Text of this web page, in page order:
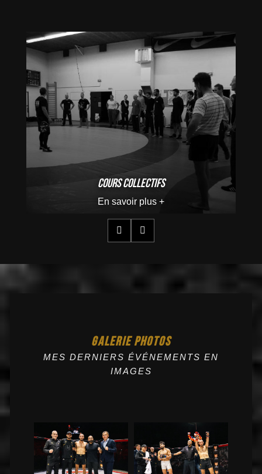
Cours collectifs
En savoir plus +
GALERIE PHOTOS
MES DERNIERS ÉVÉNEMENTS EN
IMAGES